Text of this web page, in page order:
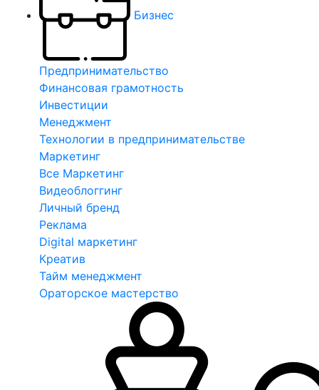
Бизнес
Предпринимательство
Финансовая грамотность
Инвестиции
Менеджмент
Технологии в предпринимательстве
Маркетинг
Все Маркетинг
Видеоблоггинг
Личный бренд
Реклама
Digital маркетинг
Креатив
Тайм менеджмент
Ораторское мастерство